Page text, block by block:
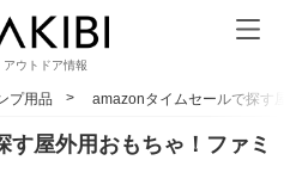
アウトドア情報
プ用品 amazonタイムセールで探す
屋外用おもちゃ！ファミ